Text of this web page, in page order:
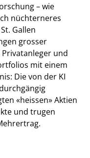
– wie
nüchterneres
Gallen
grosser
und
mit einem
Die von der KI
«heissen» Aktien
und trugen